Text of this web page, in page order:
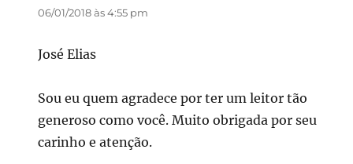
06/01/2018 às 4:55 pm
José Elias
Sou eu quem agradece por ter um leitor tão
generoso como você. Muito obrigada por seu
carinho e atenção.